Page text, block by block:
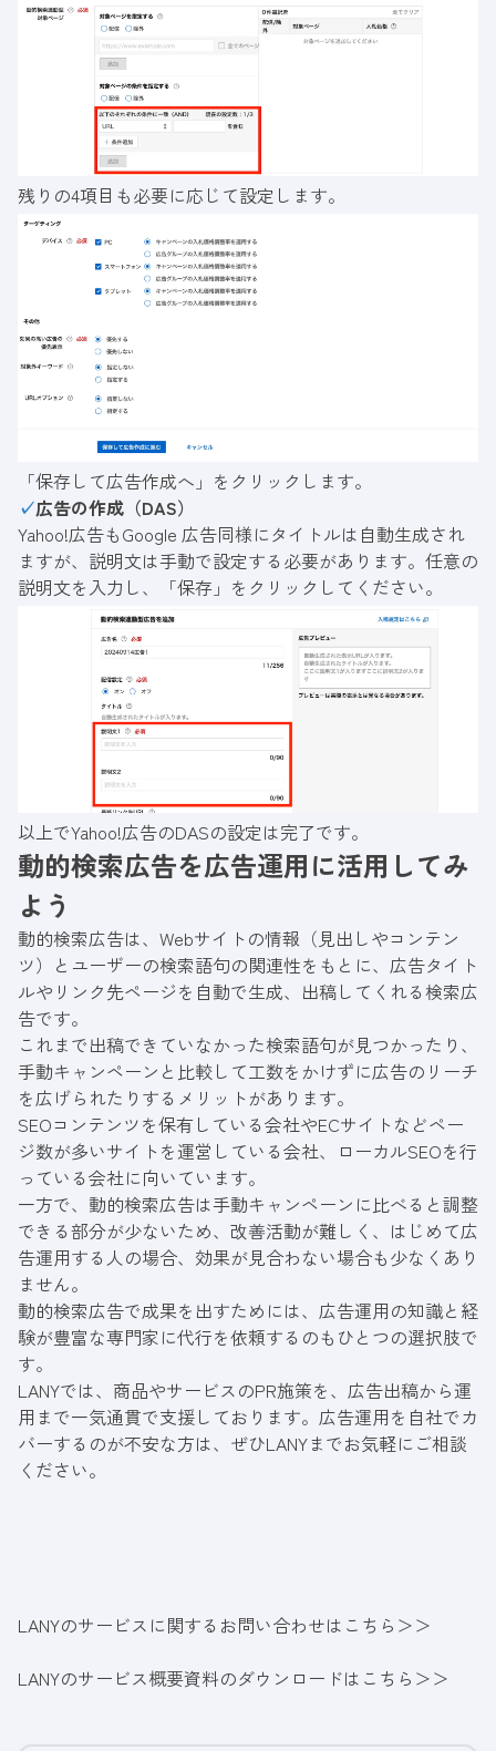
残りの4項目も必要に応じて設定します。
「保存して広告作成へ」をクリックします。
✓広告の作成（DAS）
Yahoo!広告もGoogle 広告同様にタイトルは自動生成され
ますが、説明文は手動で設定する必要があります。任意の
説明文を入力し、「保存」をクリックしてください。
以上でYahoo!広告のDASの設定は完了です。
動的検索広告を広告運用に活用してみ
よう
動的検索広告は、Webサイトの情報（見出しやコンテン
ツ）とユーザーの検索語句の関連性をもとに、広告タイト
ルやリンク先ページを自動で生成、出稿してくれる検索広
告です。
これまで出稿できていなかった検索語句が見つかったり、
手動キャンペーンと比較して工数をかけずに広告のリーチ
を広げられたりするメリットがあります。
SEOコンテンツを保有している会社やECサイトなどペー
ジ数が多いサイトを運営している会社、ローカルSEOを行
っている会社に向いています。
一方で、動的検索広告は手動キャンペーンに比べると調整
できる部分が少ないため、改善活動が難しく、はじめて広
告運用する人の場合、効果が見合わない場合も少なくあり
ません。
動的検索広告で成果を出すためには、広告運用の知識と経
験が豊富な専門家に代行を依頼するのもひとつの選択肢で
す。
LANYでは、商品やサービスのPR施策を、広告出稿から運
用まで一気通貫で支援しております。広告運用を自社でカ
バーするのが不安な方は、ぜひLANYまでお気軽にご相談
ください。
LANYのサービスに関するお問い合わせはこちら＞＞
LANYのサービス概要資料のダウンロードはこちら＞＞